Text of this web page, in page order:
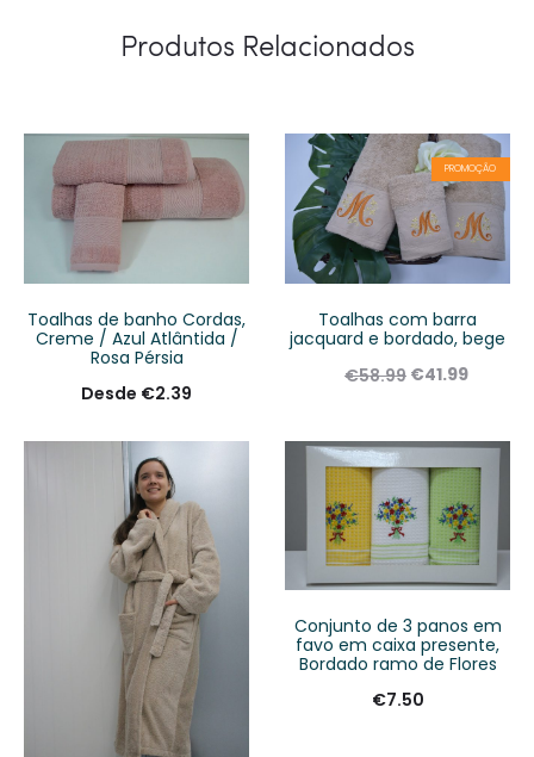
Produtos Relacionados
Toalhas de banho Cordas,
Creme / Azul Atlântida /
Rosa Pérsia
Desde €2.39
PROMOÇÃO
Toalhas com barra
jacquard e bordado, bege
€58.99 €41.99
Conjunto de 3 panos em
favo em caixa presente,
Bordado ramo de Flores
€7.50